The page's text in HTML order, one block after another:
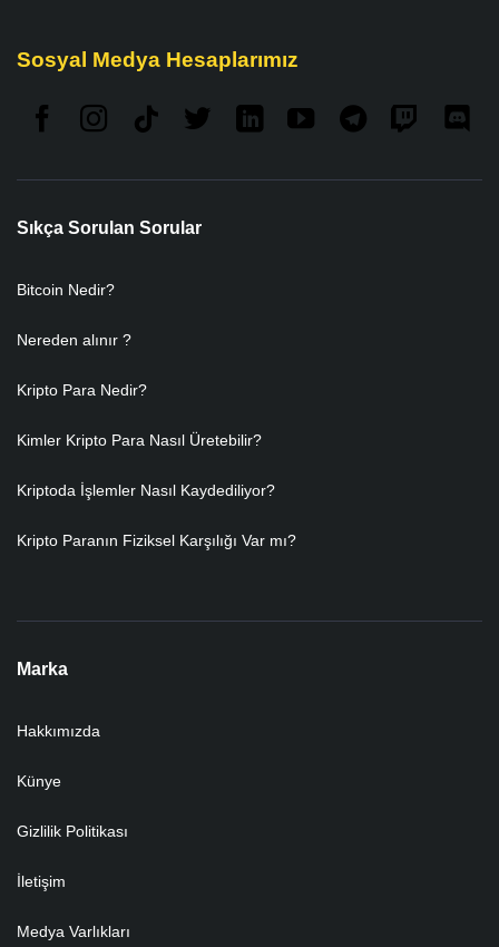
Sosyal Medya Hesaplarımız
Sıkça Sorulan Sorular
Bitcoin Nedir?
Nereden alınır ?
Kripto Para Nedir?
Kimler Kripto Para Nasıl Üretebilir?
Kriptoda İşlemler Nasıl Kaydediliyor?
Kripto Paranın Fiziksel Karşılığı Var mı?
Marka
Hakkımızda
Künye
Gizlilik Politikası
İletişim
Medya Varlıkları